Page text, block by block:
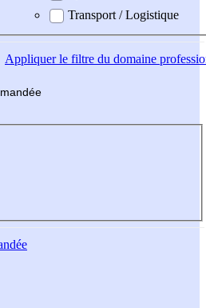
Transport / Logistique
Appliquerle filtre du domaine